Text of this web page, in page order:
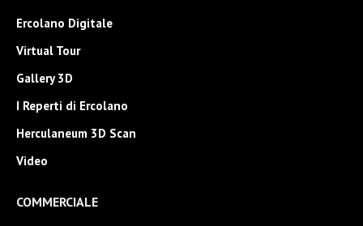
Ercolano Digitale
Virtual Tour
Gallery 3D
I Reperti di Ercolano
Herculaneum 3D Scan
Video
COMMERCIALE